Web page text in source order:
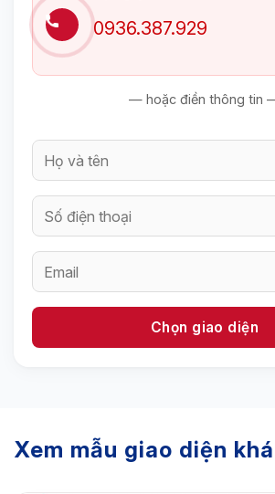
0936.387.929
— hoặc điền thông tin
Xem mẫu giao diện